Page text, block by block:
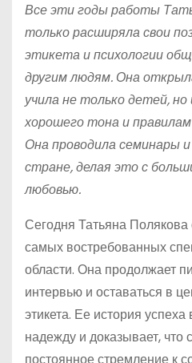
Все эти годы работы
только расширяла свои
этикета и психологии
другим людям. Она
учила не только детей,
хорошего тона и
Она проводила семинары
стране, делая это с
любовью.
Сегодня Татьяна Полякова
самых востребованных
области. Она продолжает
интервью и оставаться в
этикета. Ее история
надежду и доказывает, что